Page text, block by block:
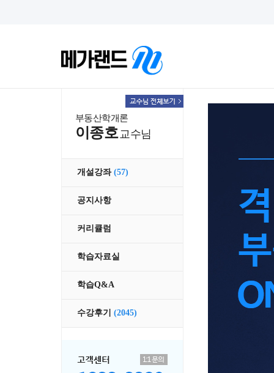
부동산학개론
이종호교수님
개설강좌 (57)
공지사항
커리큘럼
학습자료실
학습Q&A
수강후기 (2045)